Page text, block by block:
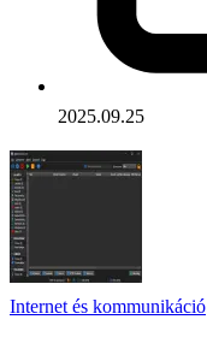
2025.09.25
Internet és kommunikáció